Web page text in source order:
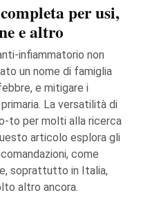
per usi,
e altro
infiammatorio non
un nome di famiglia
e mitigare i
La versatilità di
to per molti alla ricerca
articolo esplora gli
come
soprattutto in Italia,
altro ancora.